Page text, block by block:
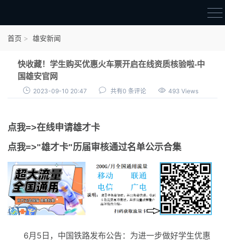
审核通过公示
首页 雄安新闻
快收藏！学生购买优惠火车票开启在线资质核验啦-中
国雄安官网
2023-09-10 20:47 共有0 条评论 493 Views
点我=>在线申请雄才卡
点我=>"雄才卡"历届审核通过名单公示合集
6月5日，中国铁路发布公告：为进一步做好学生优惠